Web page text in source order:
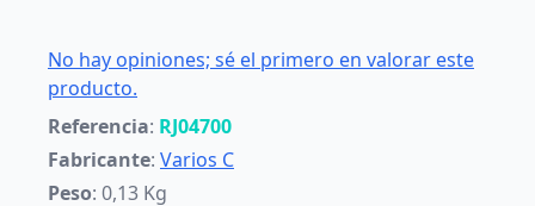
No hay opiniones; sé el primero en valorar este
producto.
Referencia: RJ04700
Fabricante: Varios C
Peso: 0,13 Kg